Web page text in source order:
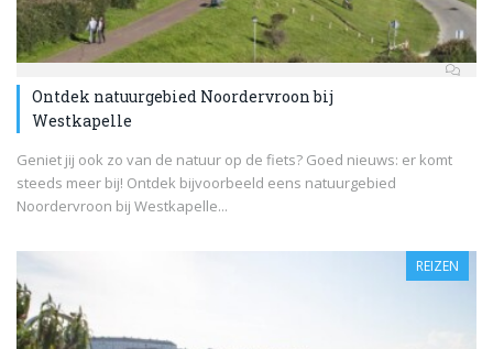
Ontdek natuurgebied Noordervroon bij
Westkapelle
Geniet jij ook zo van de natuur op de fiets? Goed nieuws: er komt
steeds meer bij! Ontdek bijvoorbeeld eens natuurgebied
Noordervroon bij Westkapelle...
REIZEN